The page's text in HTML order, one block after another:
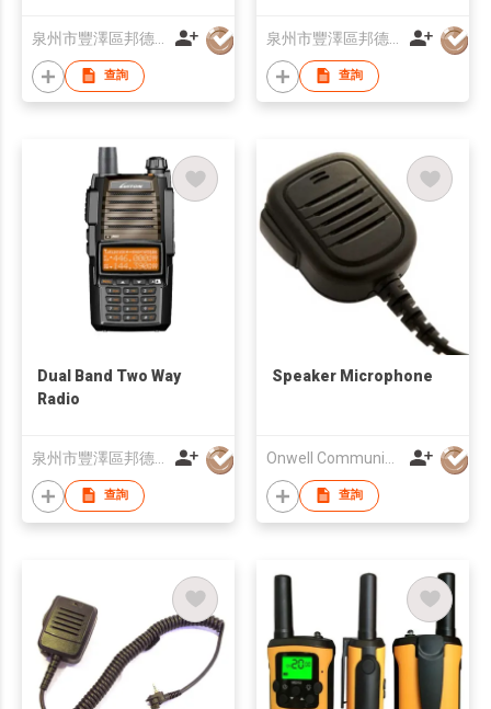
泉州市豐澤區邦德通訊有限公司
查詢
泉州市豐澤區邦德通訊有限公司
查詢
Dual Band Two Way
Radio
泉州市豐澤區邦德通訊有限公司
查詢
Speaker Microphone
查詢